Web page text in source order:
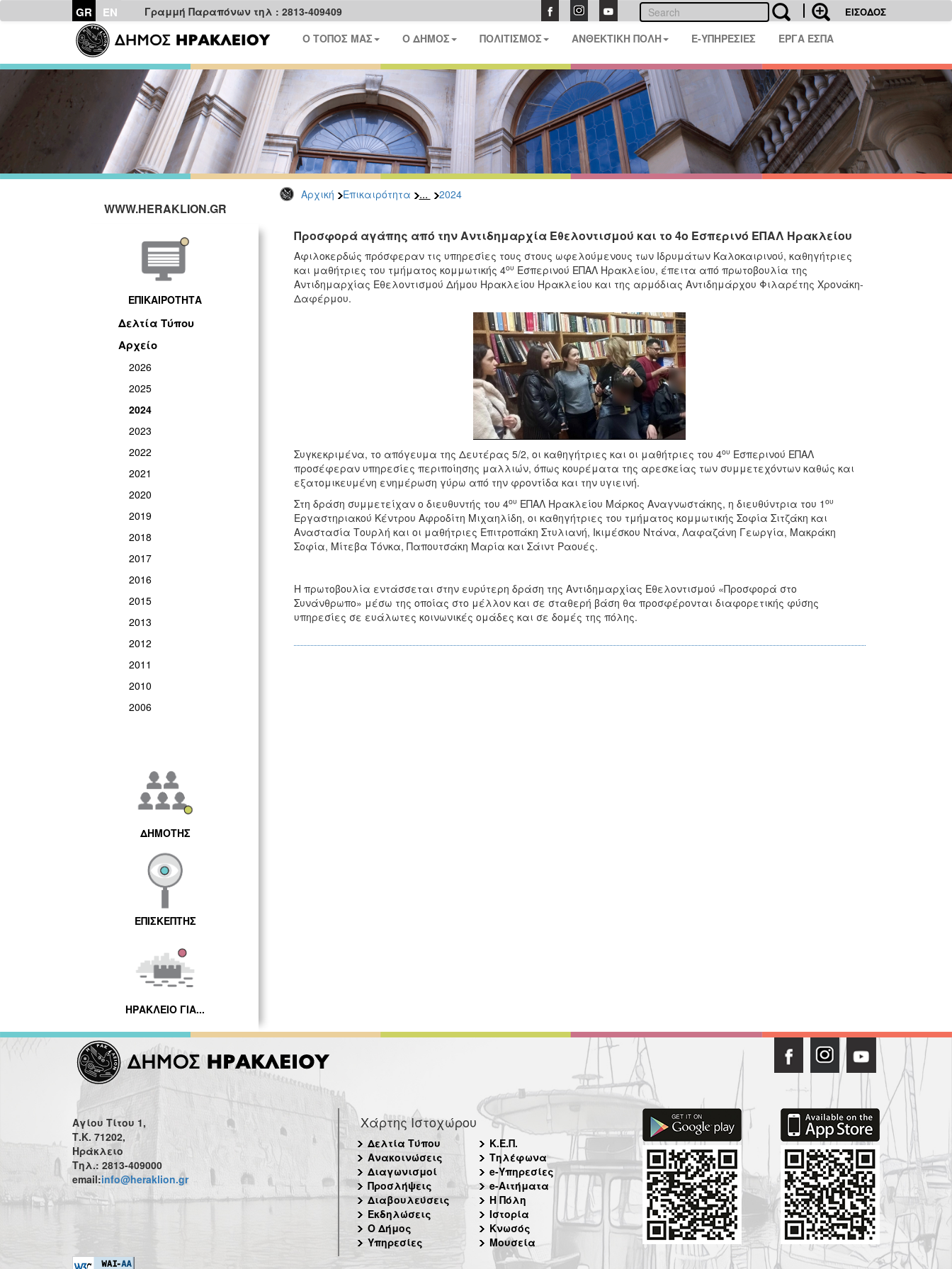
GR EN Γραμμή Παραπόνων τηλ : 2813-409409 ΕΙΣΟΔΟΣ
Ο ΤΟΠΟΣ ΜΑΣ Ο ΔΗΜΟΣ ΠΟΛΙΤΙΣΜΟΣ ΑΝΘΕΚΤΙΚΗ ΠΟΛΗ E-ΥΠΗΡΕΣΙΕΣ ΕΡΓΑ ΕΣΠΑ
Αρχική Επικαιρότητα ... 2024
WWW.HERAKLION.GR
ΕΠΙΚΑΙΡΟΤΗΤΑ
Δελτία Τύπου
Αρχείο
2026
2025
2024
2023
2022
2021
2020
2019
2018
2017
2016
2015
2013
2012
2011
2010
2006
ΔΗΜΟΤΗΣ
ΕΠΙΣΚΕΠΤΗΣ
ΗΡΑΚΛΕΙΟ ΓΙΑ...
Προσφορά αγάπης από την Αντιδημαρχία Εθελοντισμού και το 4ο Εσπερινό ΕΠΑΛ Ηρακλείου
Αφιλοκερδώς πρόσφεραν τις υπηρεσίες τους στους ωφελούμενους των Ιδρυμάτων Καλοκαιρινού, καθηγήτριες
και μαθήτριες του τμήματος κομμωτικής 4ου Εσπερινού ΕΠΑΛ Ηρακλείου, έπειτα από πρωτοβουλία της
Αντιδημαρχίας Εθελοντισμού Δήμου Ηρακλείου Ηρακλείου και της αρμόδιας Αντιδημάρχου Φιλαρέτης Χρονάκη-
Δαφέρμου.
Συγκεκριμένα, το απόγευμα της Δευτέρας 5/2, οι καθηγήτριες και οι μαθήτριες του 4ου Εσπερινού ΕΠΑΛ
προσέφεραν υπηρεσίες περιποίησης μαλλιών, όπως κουρέματα της αρεσκείας των συμμετεχόντων καθώς και
εξατομικευμένη ενημέρωση γύρω από την φροντίδα και την υγιεινή.
Στη δράση συμμετείχαν ο διευθυντής του 4ου ΕΠΑΛ Ηρακλείου Μάρκος Αναγνωστάκης, η διευθύντρια του 1 ου
Εργαστηριακού Κέντρου Αφροδίτη Μιχαηλίδη, οι καθηγήτριες του τμήματος κομμωτικής Σοφία Σιτζάκη και
Αναστασία Τουρλή και οι μαθήτριες Επιτροπάκη Στυλιανή, Ικιμέσκου Ντάνα, Λαφαζάνη Γεωργία, Μακράκη
Σοφία, Μίτεβα Τόνκα, Παπουτσάκη Μαρία και Σάιντ Ραουές.
Η πρωτοβουλία εντάσσεται στην ευρύτερη δράση της Αντιδημαρχίας Εθελοντισμού «Προσφορά στο
Συνάνθρωπο» μέσω της οποίας στο μέλλον και σε σταθερή βάση θα προσφέρονται διαφορετικής φύσης
υπηρεσίες σε ευάλωτες κοινωνικές ομάδες και σε δομές της πόλης.
Αγίου Τίτου 1,
Τ.Κ. 71202,
Ηράκλειο
Τηλ.: 2813-409000
email:info@heraklion.gr
Χάρτης Ιστοχώρου
Δελτία Τύπου
Ανακοινώσεις
Διαγωνισμοί
Προσλήψεις
Διαβουλεύσεις
Εκδηλώσεις
Ο Δήμος
Υπηρεσίες
Κ.Ε.Π.
Τηλέφωνα
e-Υπηρεσίες
e-Αιτήματα
Η Πόλη
Ιστορία
Κνωσός
Μουσεία